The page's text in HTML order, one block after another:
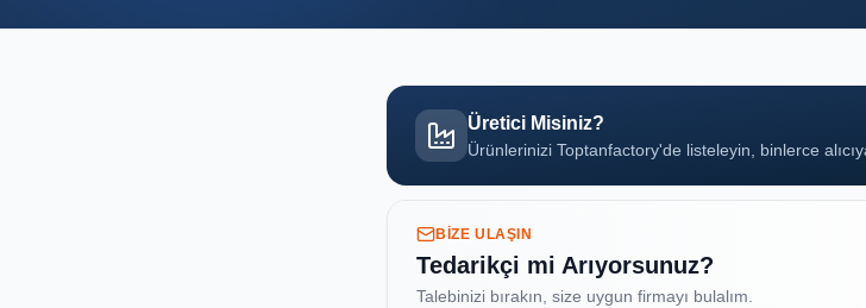
Üretici Misiniz?
Ürünlerinizi Toptanfactory'de listeleyin, binlerce
BIZE ULAŞIN
Tedarikçi mi Arıyorsunuz?
Talebinizi bırakın, size uygun firmayı bulalım.